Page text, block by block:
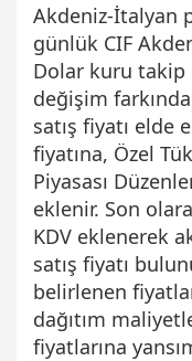
Akdeniz-İtalyan
günlük CIF
Dolar kuru
değişim
satış fiyatı elde
fiyatına, Özel
Piyasası
eklenir. Son
KDV eklenerek
satış fiyatı
belirlenen
dağıtım
fiyatlarına